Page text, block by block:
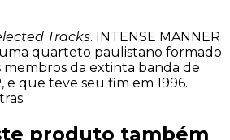
Tracks. INTENSE MANNER
uma quarteto paulistano formado
membros da extinta banda de
e que teve seu fim em 1996.
produto também